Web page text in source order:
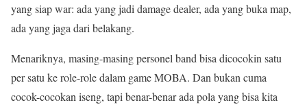
yang siap war: ada yang jadi damage dealer, ada yang buka map,
ada yang jaga dari belakang.
Menariknya, masing-masing personel band bisa dicocokin satu
per satu ke role-role dalam game MOBA. Dan bukan cuma
cocok-cocokan iseng, tapi benar-benar ada pola yang bisa kita